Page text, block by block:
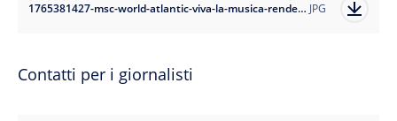
1765381427-msc-world-atlantic-viva-la-musica-rendering?auto=format JPG
Contatti per i giornalisti